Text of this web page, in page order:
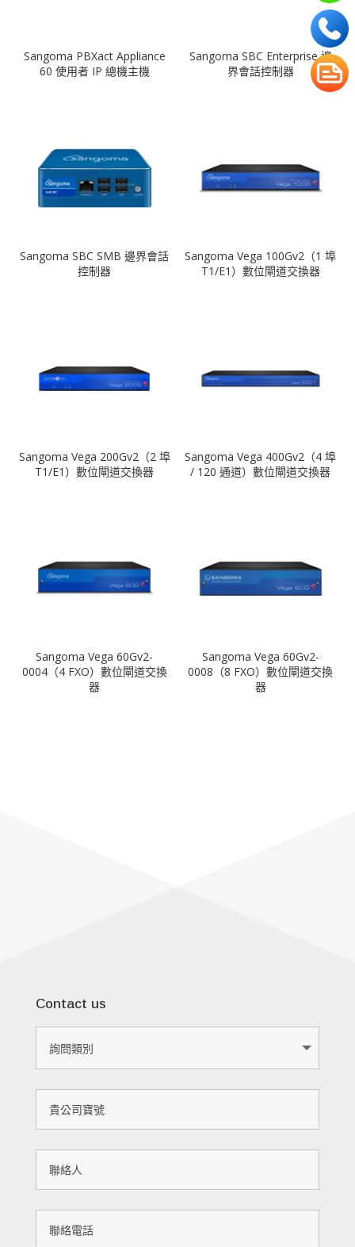
Sangoma PBXact Appliance
60 使用者 IP 總機主機
Sangoma SBC Enterprise 邊
界會話控制器
Sangoma SBC SMB 邊界會話
控制器
Sangoma Vega 100Gv2（1 埠
T1/E1）數位閘道交換器
Sangoma Vega 200Gv2（2 埠
T1/E1）數位閘道交換器
Sangoma Vega 400Gv2（4 埠
/ 120 通道）數位閘道交換器
Sangoma Vega 60Gv2-
0004（4 FXO）數位閘道交換
器
Sangoma Vega 60Gv2-
0008（8 FXO）數位閘道交換
器
Contact us